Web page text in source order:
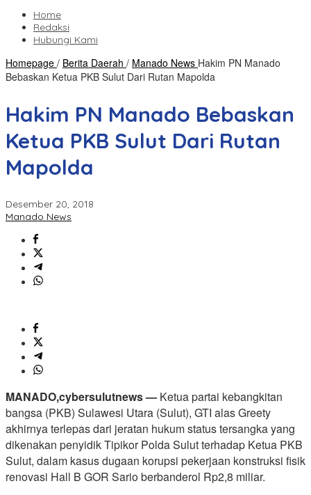
Home
Redaksi
Hubungi Kami
Homepage / Berita Daerah / Manado News Hakim PN Manado
Bebaskan Ketua PKB Sulut Dari Rutan Mapolda
Hakim PN Manado Bebaskan
Ketua PKB Sulut Dari Rutan
Mapolda
Desember 20, 2018
Manado News
MANADO,cybersulutnews — Ketua partai kebangkitan
bangsa (PKB) Sulawesi Utara (Sulut), GTI alas Greety
akhirnya terlepas dari jeratan hukum status tersangka yang
dikenakan penyidik Tipikor Polda Sulut terhadap Ketua PKB
Sulut, dalam kasus dugaan korupsi pekerjaan konstruksi fisik
renovasi Hall B GOR Sario berbanderol Rp2,8 miliar.